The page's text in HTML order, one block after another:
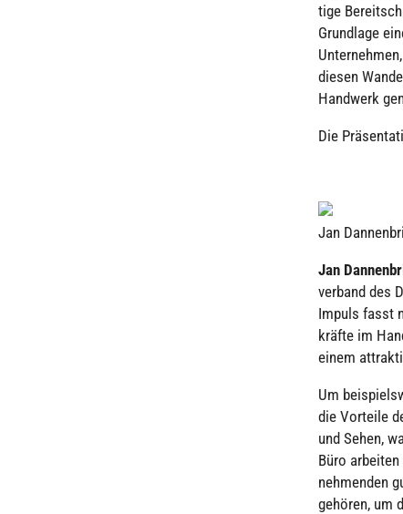
tige
Grund­lage
diesen
Handwerk
Die
Jan
Jan
ver­band des
Impuls fasst
kräfte im
einem
Um
die Vorteile
und Sehen,
Büro
neh­men­den
gehören, um